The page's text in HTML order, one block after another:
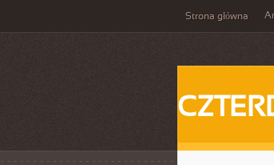
Strona główna